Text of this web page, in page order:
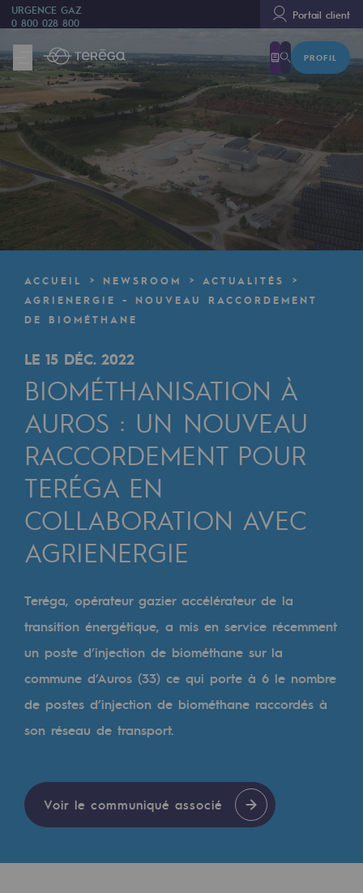
URGENCE GAZ
0 800 028 800
Portail client
PROFIL
Nous sommes
Nous sommes
80 ans d'histoire
Teréga
Teréga
Accélérateur de la transition énergétique
Une organisation adaptative et ouverte
Une organisation adaptative et
Digitalisation
Transversalité et Collaboratif
Notre culture et nos valeurs
Une organisation certifiée
Notre organisation
Notre organisation
Gouvernance
Indicateurs
Publications institutionnelles
Où nous trouver
Les énergies d'avenir
Les énergies d'avenir
Gaz renouvelables et procédés durables
Gaz renouvelables et procédés
Pyrogazéification et gazéification
ACCUEIL NEWSROOM
ACTUALITÉS
AGRIENERGIE - NOUVEAU RACCORDEMENT
DE BIOMÉTHANE
LE 15 DÉC. 2022
BIOMÉTHANISATION À
AUROS : UN NOUVEAU
RACCORDEMENT POUR
TERÉGA EN
COLLABORATION AVEC
AGRIENERGIE
Teréga, opérateur gazier accélérateur de la
transition énergétique, a mis en service récemment
un poste d’injection de biométhane sur la
commune d’Auros (33) ce qui porte à 6 le nombre
de postes d’injection de biométhane raccordés à
son réseau de transport.
Voir le communiqué associé